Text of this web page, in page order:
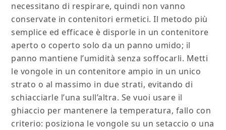
necessitano di respirare, quindi non vanno
conservate in contenitori ermetici. Il metodo più
semplice ed efficace è disporle in un contenitore
aperto o coperto solo da un panno umido; il
panno mantiene l’umidità senza soffocarli. Metti
le vongole in un contenitore ampio in un unico
strato o al massimo in due strati, evitando di
schiacciarle l’una sull’altra. Se vuoi usare il
ghiaccio per mantenere la temperatura, fallo con
criterio: posiziona le vongole su un setaccio o una